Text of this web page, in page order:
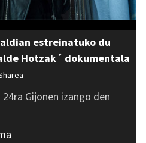
estreinatuko du
Hotzak´ dokumentala
Gijonen izango den